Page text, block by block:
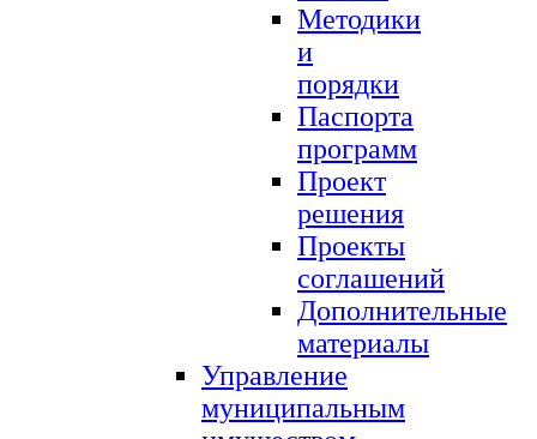
Методики
и
порядки
Паспорта
программ
Проект
решения
Проекты
соглашений
Дополнительные
материалы
Управление
муниципальным